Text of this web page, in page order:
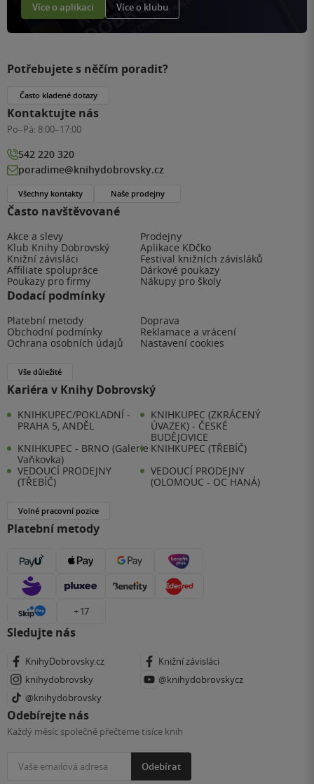
Více o aplikaci Více o klubu
Často navštěvované
Akce a slevy
Prodejny
Klub Knihy Dobrovský
Aplikace KDčko
Knižní závisláci
Festival knižních závisláků
Affiliate spolupráce
Dárkové poukazy
Poukazy pro firmy
Nákupy pro školy
Dodací podmínky
Platební metody
Doprava
Obchodní podmínky
Reklamace a vrácení
Ochrana osobních údajů
Nastavení cookies
Vše důležité
Kariéra v Knihy Dobrovský
KNIHKUPEC/POKLADNÍ -
PRAHA 5, ANDĚL
KNIHKUPEC (ZKRÁCENÝ
ÚVAZEK) - ČESKÉ
BUDĚJOVICE
KNIHKUPEC - BRNO (Galerie
Vaňkovka)
KNIHKUPEC (TŘEBÍČ)
VEDOUCÍ PRODEJNY
(TŘEBÍČ)
VEDOUCÍ PRODEJNY
(OLOMOUC - OC HANÁ)
Volné pracovní pozice
Platební metody
+ 17
Sledujte nás
KnihyDobrovsky.cz
Knižní závisláci
knihydobrovsky
@knihydobrovskycz
@knihydobrovsky
Odebírejte nás
Každý měsíc společně přečteme tisíce knih
Odebírat
Potřebujete s něčím poradit?
Často kladené dotazy
Kontaktujte nás
Po–Pá: 8:00–17:00
542 220 320
poradime@knihydobrovsky.cz
Všechny kontakty Naše prodejny